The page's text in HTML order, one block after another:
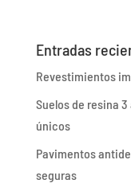
Entradas
Revestimientos
Suelos de resina
únicos
Pavimentos
seguras